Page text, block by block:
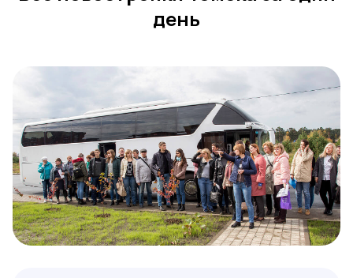
день